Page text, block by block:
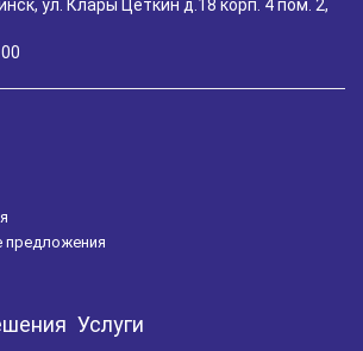
ул. Клары Цеткин д.18 корп. 4 пом. 2,
предложения
Услуги